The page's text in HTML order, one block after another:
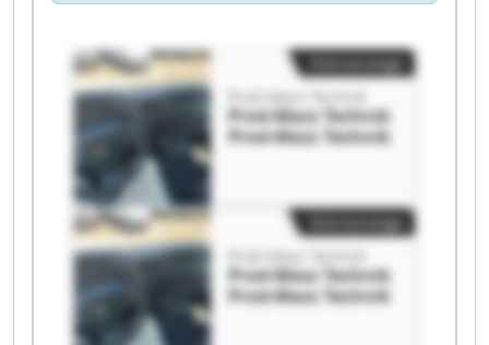
Prod-Masz Technik
Prod-Masz Technik
Prod-Masz Technik
Prod-Masz Technik
Prod-Masz Technik
Prod-Masz Technik
Kleinanzeige